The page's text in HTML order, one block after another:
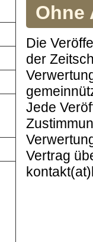
Ohne
Die
der
Jede
Vertrag